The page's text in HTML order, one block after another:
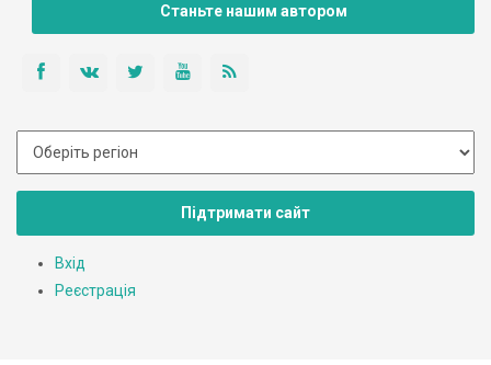
Станьте нашим автором
Підтримати сайт
Вхід
Реєстрація